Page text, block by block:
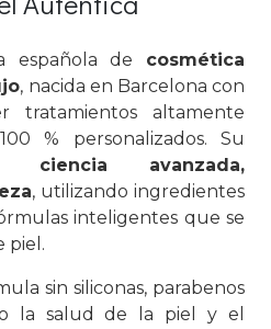
española de cosmética
, nacida en Barcelona con
tratamientos altamente
% personalizados. Su
ciencia avanzada,
, utilizando ingredientes
inteligentes que se
piel.
sin siliconas, parabenos
la salud de la piel y el